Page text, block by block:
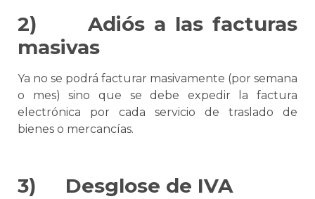
2)
Adiós a las facturas
masivas
Ya no se podrá facturar masivamente (por semana
o mes) sino que se debe expedir la factura
electrónica por cada servicio de traslado de
bienes o mercancías.
3) Desglose de IVA